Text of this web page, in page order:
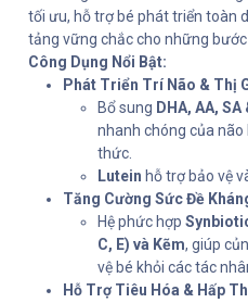
tối ưu, hỗ trợ bé phát triển toàn
tảng vững chắc cho những bước
Công Dụng Nổi Bật:
Phát Triển Trí Não & Thị
Bổ sung DHA, AA,
nhanh chóng của não
thức.
Lutein hỗ trợ bảo vệ
Tăng Cường Sức Đề
Hệ phức hợp
C, E) và Kẽm, giúp
vệ bé khỏi các tác
Hỗ Trợ Tiêu Hóa & Hấp